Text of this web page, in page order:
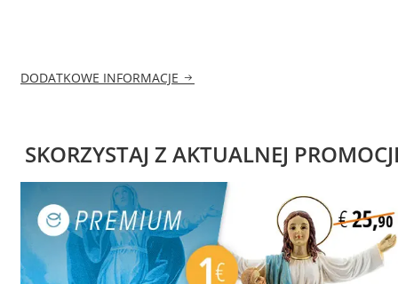
DODATKOWE INFORMACJE
SKORZYSTAJ Z AKTUALNEJ